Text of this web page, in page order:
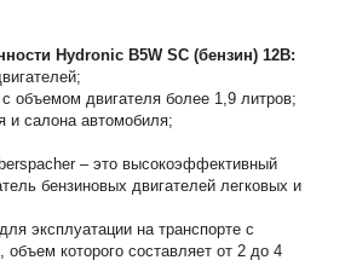
Hydronic B5W SC (бензин) 12В:
объемом двигателя более 1,9 литров;
и салона автомобиля;
– это высокоэффективный
бензиновых двигателей легковых и
эксплуатации на транспорте с
которого составляет от 2 до 4